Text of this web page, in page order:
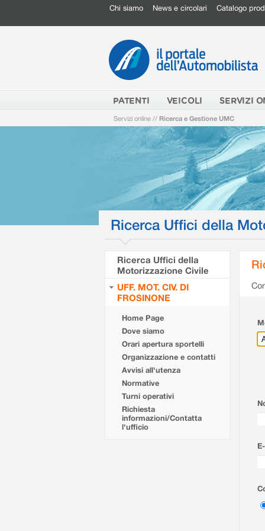
Chi siamo News e circolari Catalogo
PATENTI VEICOLI SERVIZI
Servizi online // Ricerca e Gestione UMC
Ricerca Uffici della
Ricerca Uffici della
Motorizzazione Civile
UFF. MOT. CIV. DI
FROSINONE
Home Page
Dove siamo
Orari apertura sportelli
Organizzazione e contatti
Avvisi all'utenza
Normative
Turni operativi
Richiesta
informazioni/Contatta
l'ufficio